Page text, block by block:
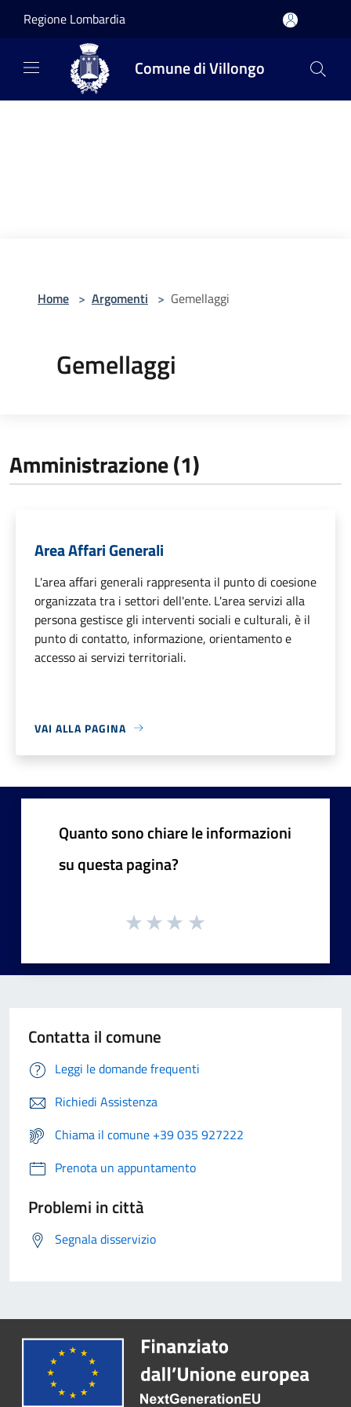
Regione Lombardia
Comune di Villongo
Home > Argomenti > Gemellaggi
Gemellaggi
Amministrazione (1)
Area Affari Generali
L'area affari generali rappresenta il punto di coesione
organizzata tra i settori dell'ente. L'area servizi alla
persona gestisce gli interventi sociali e culturali, è il
punto di contatto, informazione, orientamento e
accesso ai servizi territoriali.
VAI ALLA PAGINA
Quanto sono chiare le informazioni
su questa pagina?
Contatta il comune
Leggi le domande frequenti
Richiedi Assistenza
Chiama il comune +39 035 927222
Prenota un appuntamento
Problemi in città
Segnala disservizio